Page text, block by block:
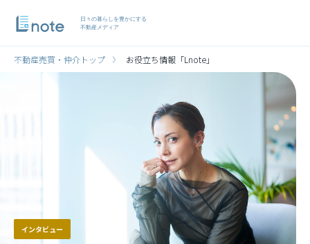
日々の暮らしを豊かにする
不動産メディア
不動産売買・仲介トップ お役立ち情報「Lnote」
インタビュー